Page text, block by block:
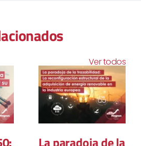
Ver todos
La Gran